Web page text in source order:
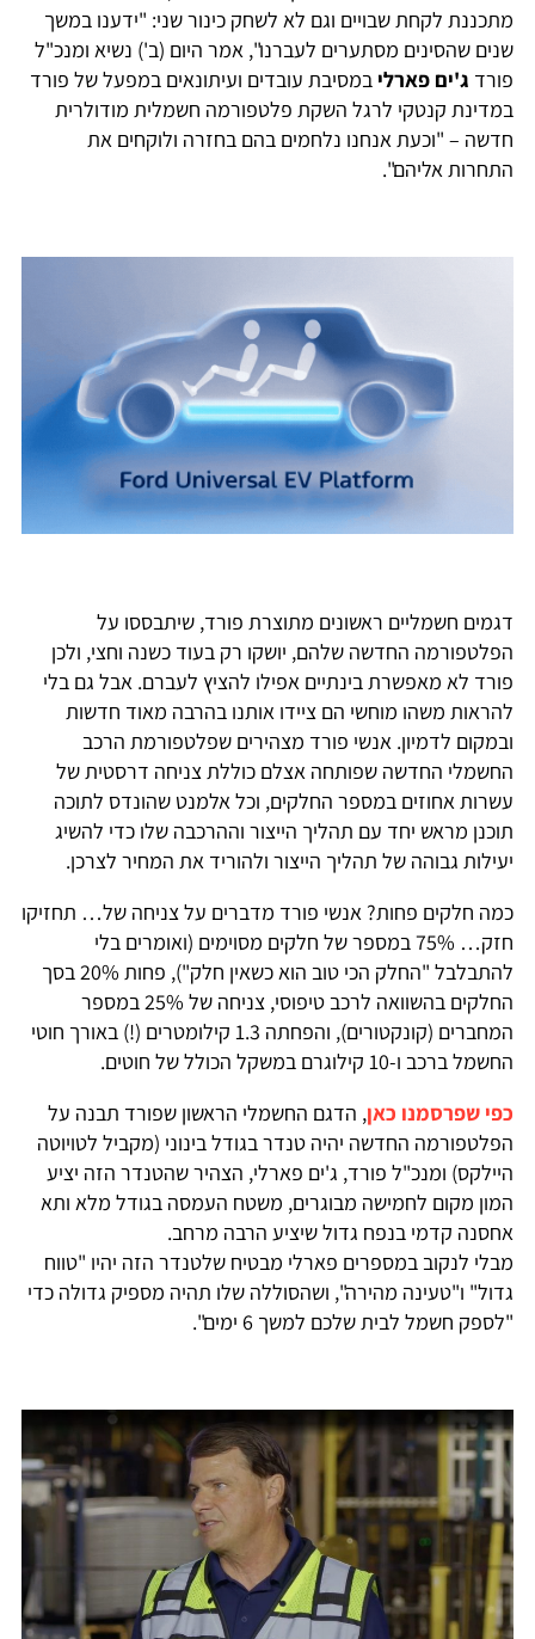
מתכננת לקחת שבויים וגם לא לשחק כינור שני: "ידענו במשך
שנים שהסינים מסתערים לעברנו", אמר היום (ב') נשיא ומנכ"ל
פורד ג'ים פארלי במסיבת עובדים ועיתונאים במפעל של פורד
במדינת קנטקי לרגל השקת פלטפורמה חשמלית מודולרית
חדשה – "וכעת אנחנו נלחמים בהם בחזרה ולוקחים את
התחרות אליהם".
דגמים חשמליים ראשונים מתוצרת פורד, שיתבססו על
הפלטפורמה החדשה שלהם, יושקו רק בעוד כשנה וחצי, ולכן
פורד לא מאפשרת בינתיים אפילו להציץ לעברם. אבל גם בלי
להראות משהו מוחשי הם ציידו אותנו בהרבה מאוד חדשות
ובמקום לדמיון. אנשי פורד מצהירים שפלטפורמת הרכב
החשמלי החדשה שפותחה אצלם כוללת צניחה דרסטית של
עשרות אחוזים במספר החלקים, וכל אלמנט שהונדס לתוכה
תוכנן מראש יחד עם תהליך הייצור וההרכבה שלו כדי להשיג
יעילות גבוהה של תהליך הייצור ולהוריד את המחיר לצרכן.
כמה חלקים פחות? אנשי פורד מדברים על צניחה של… תחזיקו
חזק… 75% במספר של חלקים מסוימים (ואומרים בלי
להתבלבל "החלק הכי טוב הוא כשאין חלק"), פחות 20% בסך
החלקים בהשוואה לרכב טיפוסי, צניחה של 25% במספר
המחברים (קונקטורים), והפחתה 1.3 קילומטרים (!) באורך חוטי
החשמל ברכב ו-10 קילוגרם במשקל הכולל של חוטים.
כפי שפרסמנו כאן, הדגם החשמלי הראשון שפורד תבנה על
הפלטפורמה החדשה יהיה טנדר בגודל בינוני (מקביל לטויוטה
היילקס) ומנכ"ל פורד, ג'ים פארלי, הצהיר שהטנדר הזה יציע
המון מקום לחמישה מבוגרים, משטח העמסה בגודל מלא ותא
אחסנה קדמי בנפח גדול שיציע הרבה מרחב.
מבלי לנקוב במספרים פארלי מבטיח שלטנדר הזה יהיו "טווח
גדול" ו"טעינה מהירה", ושהסוללה שלו תהיה מספיק גדולה כדי
"לספק חשמל לבית שלכם למשך 6 ימים".